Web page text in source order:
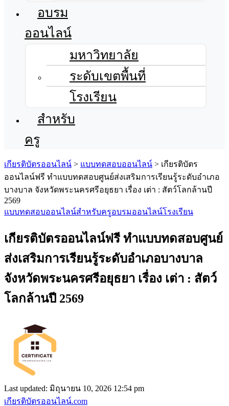
อบรม
ออนไลน์
มหาวิทยาลัย
ระดับเขตพื้นที่
โรงเรียน
สำหรับ
ครู
เกียรติบัตรออนไลน์ > แบบทดสอบออนไลน์ > เกียรติบัตร
ออนไลน์ฟรี ทำแบบทดสอบศูนย์ส่งเสริมการเรียนรู้ระดับอำเภอ
บางบาล จังหวัดพระนครศรีอยุธยา เรื่อง เต่า : สัตว์โลกล้านปี
2569
แบบทดสอบออนไลน์สำหรับครูอบรมออนไลน์โรงเรียน
เกียรติบัตรออนไลน์ฟรี ทำแบบทดสอบศูนย์
ส่งเสริมการเรียนรู้ระดับอำเภอบางบาล
จังหวัดพระนครศรีอยุธยา เรื่อง เต่า : สัตว์
โลกล้านปี 2569
Last updated: มิถุนายน 10, 2026 12:54 pm
เกียรติบัตรออนไลน์.com